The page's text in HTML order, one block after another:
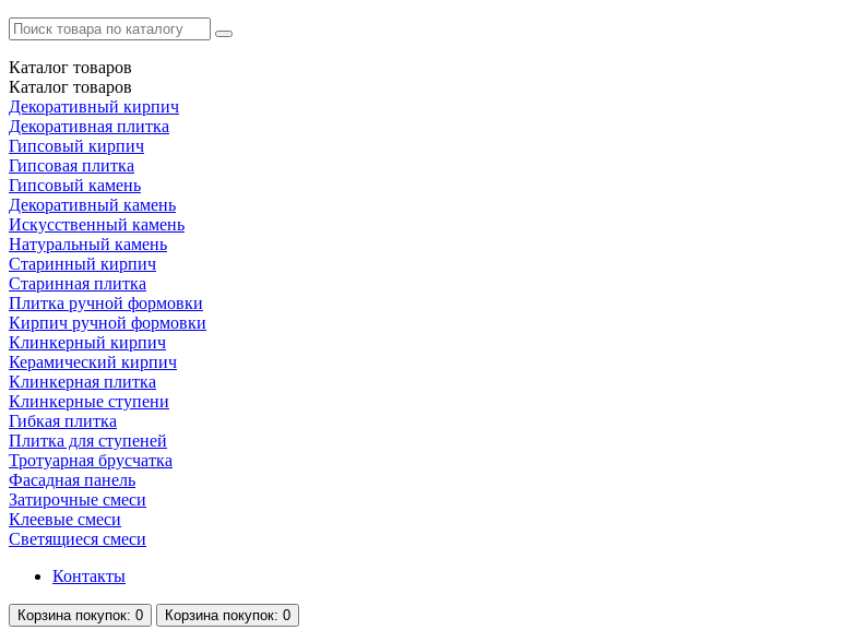
Каталог товаров
Каталог товаров
Декоративный кирпич
Декоративная плитка
Гипсовый кирпич
Гипсовая плитка
Гипсовый камень
Декоративный камень
Искусственный камень
Натуральный камень
Старинный кирпич
Старинная плитка
Плитка ручной формовки
Кирпич ручной формовки
Клинкерный кирпич
Керамический кирпич
Клинкерная плитка
Клинкерные ступени
Гибкая плитка
Плитка для ступеней
Тротуарная брусчатка
Фасадная панель
Затирочные смеси
Клеевые смеси
Светящиеся смеси
Контакты
Корзина покупок: 0 Корзина покупок: 0